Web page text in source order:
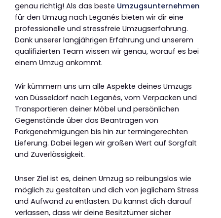
genau richtig! Als das beste Umzugsunternehmen
für den Umzug nach Leganés bieten wir dir eine
professionelle und stressfreie Umzugserfahrung.
Dank unserer langjährigen Erfahrung und unserem
qualifizierten Team wissen wir genau, worauf es bei
einem Umzug ankommt.
Wir kümmern uns um alle Aspekte deines Umzugs
von Düsseldorf nach Leganés, vom Verpacken und
Transportieren deiner Möbel und persönlichen
Gegenstände über das Beantragen von
Parkgenehmigungen bis hin zur termingerechten
Lieferung. Dabei legen wir großen Wert auf Sorgfalt
und Zuverlässigkeit.
Unser Ziel ist es, deinen Umzug so reibungslos wie
möglich zu gestalten und dich von jeglichem Stress
und Aufwand zu entlasten. Du kannst dich darauf
verlassen, dass wir deine Besitztümer sicher